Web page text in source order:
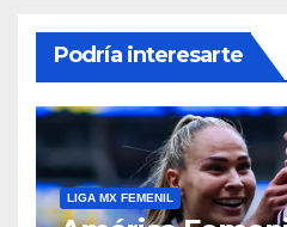
Podría interesarte
LIGA MX FEMENIL